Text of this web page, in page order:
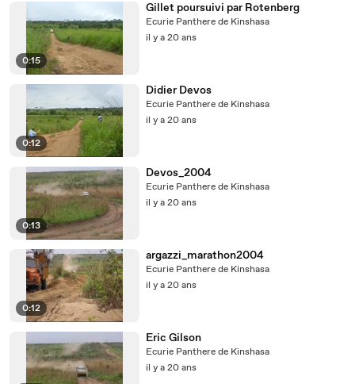
0:15
Gillet poursuivi par Rotenberg
Ecurie Panthere de Kinshasa
il y a 20 ans
0:12
Didier Devos
Ecurie Panthere de Kinshasa
il y a 20 ans
0:13
Devos_2004
Ecurie Panthere de Kinshasa
il y a 20 ans
0:12
argazzi_marathon2004
Ecurie Panthere de Kinshasa
il y a 20 ans
Eric Gilson
Ecurie Panthere de Kinshasa
il y a 20 ans